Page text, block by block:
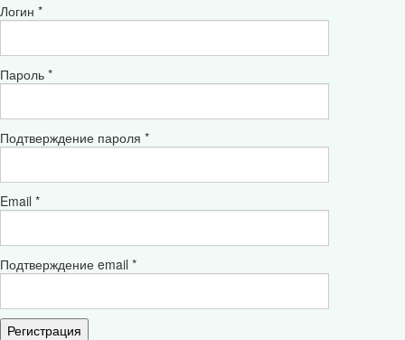
Логин *
Пароль *
Подтверждение пароля *
Email *
Подтверждение email *
Регистрация